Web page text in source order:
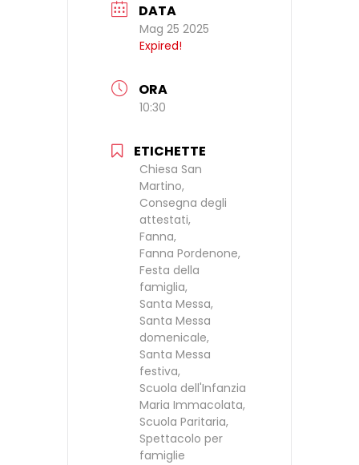
DATA
Mag 25 2025
Expired!
ORA
10:30
ETICHETTE
Chiesa San
Martino,
Consegna degli
attestati,
Fanna,
Fanna Pordenone,
Festa della
famiglia,
Santa Messa,
Santa Messa
domenicale,
Santa Messa
festiva,
Scuola dell'Infanzia
Maria Immacolata,
Scuola Paritaria,
Spettacolo per
famiglie